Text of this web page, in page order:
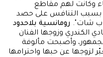
وكانت لهم مقاطع
بسبب التنافس على حصد
شات". رومانسية بلاحدود
الكندري وزوجها الفنان
وأصبحت مألوفة
لزوجها عن حبها واحترامها